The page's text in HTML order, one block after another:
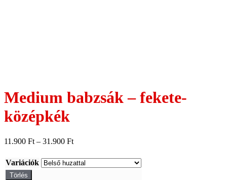
Medium babzsák – fekete-
középkék
11.900 Ft – 31.900 Ft
Variációk
Törlés